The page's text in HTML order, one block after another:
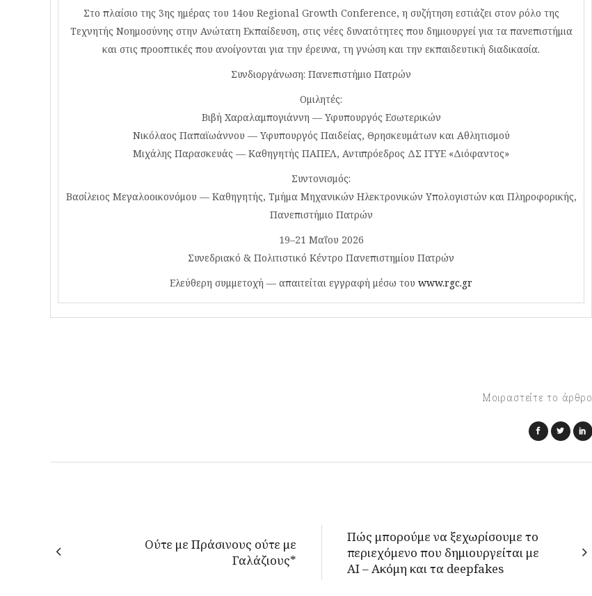
Στο πλαίσιο της 3ης ημέρας του 14ου Regional Growth Conference, η συζήτηση εστιάζει στον ρόλο της
Τεχνητής Νοημοσύνης στην Ανώτατη Εκπαίδευση, στις νέες δυνατότητες που δημιουργεί για τα πανεπιστήμια
και στις προοπτικές που ανοίγονται για την έρευνα, τη γνώση και την εκπαιδευτική διαδικασία.
Συνδιοργάνωση: Πανεπιστήμιο Πατρών
Ομιλητές:
Βιβή Χαραλαμπογιάννη — Υφυπουργός Εσωτερικών
Νικόλαος Παπαϊωάννου — Υφυπουργός Παιδείας, Θρησκευμάτων και Αθλητισμού
Μιχάλης Παρασκευάς — Καθηγητής ΠΑΠΕΛ, Αντιπρόεδρος ΔΣ ΙΤΥΕ «Διόφαντος»
Συντονισμός:
Βασίλειος Μεγαλοοικονόμου — Καθηγητής, Τμήμα Μηχανικών Ηλεκτρονικών Υπολογιστών και Πληροφορικής,
Πανεπιστήμιο Πατρών
19–21 Μαΐου 2026
Συνεδριακό & Πολιτιστικό Κέντρο Πανεπιστημίου Πατρών
Ελεύθερη συμμετοχή — απαιτείται εγγραφή μέσω του www.rgc.gr
Μοιραστείτε το άρθρο
Ούτε με Πράσινους ούτε με
Γαλάζιους*
Πώς μπορούμε να ξεχωρίσουμε το
περιεχόμενο που δημιουργείται με
AI – Ακόμη και τα deepfakes